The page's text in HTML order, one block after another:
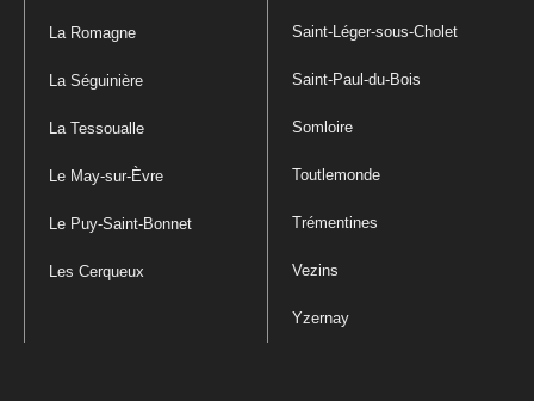
La Romagne
La Séguinière
La Tessoualle
Le May-sur-Èvre
Le Puy-Saint-Bonnet
Les Cerqueux
Saint-Léger-sous-Cholet
Saint-Paul-du-Bois
Somloire
Toutlemonde
Trémentines
Vezins
Yzernay